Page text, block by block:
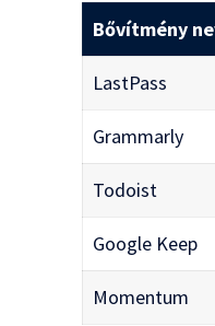
Bővítmény
LastPass
Grammarly
Todoist
Google Keep
Momentum